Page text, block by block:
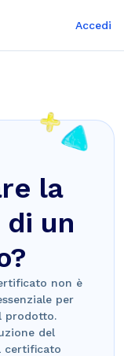
Accedi
la
un
non è
per
prodotto.
del
certificato